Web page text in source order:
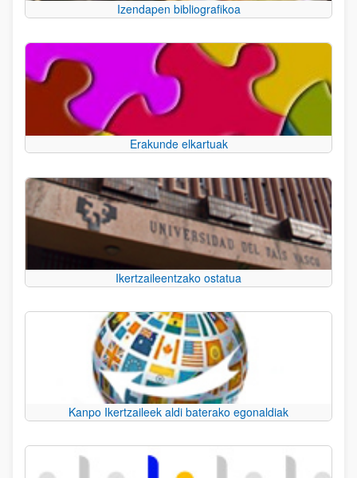
Izendapen bibliografikoa
Erakunde elkartuak
Ikertzaileentzako ostatua
Kanpo Ikertzaileek aldi baterako egonaldiak